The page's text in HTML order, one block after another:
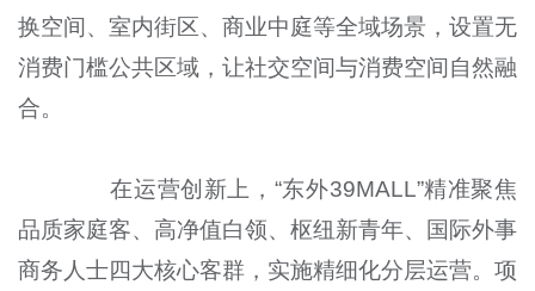
换空间、室内街区、商业中庭等全域场景，设置无
消费门槛公共区域，让社交空间与消费空间自然融
合。
在运营创新上，“东外39MALL”精准聚焦
品质家庭客、高净值白领、枢纽新青年、国际外事
商务人士四大核心客群，实施精细化分层运营。项